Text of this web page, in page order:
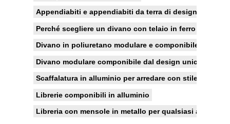
Appendiabiti e appendiabiti da terra di design
Perché scegliere un divano con telaio in ferro
Divano in poliuretano modulare e componibile
Divano modulare componibile dal design unico
Scaffalatura in alluminio per arredare con stile
Librerie componibili in alluminio
Libreria con mensole in metallo per qualsiasi ambiente